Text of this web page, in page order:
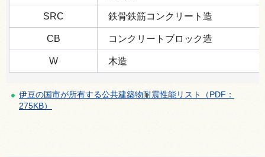
SRC 鉄骨鉄筋コンクリート造
CB コンクリートブロック造
W 木造
伊豆の国市が所有する公共建築物耐震性能リスト（PDF：
275KB）